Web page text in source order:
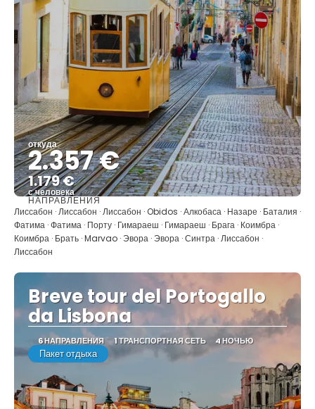
откуда
2.357 €
1.179 €
с человека
Видеть
НАПРАВЛЕНИЯ
Лиссабон · Лиссабон · Лиссабон · Obidos · Алкобаса · Назаре · Баталия ·
Фатима · Фатима · Порту · Гимараеш · Гимараеш · Брага · Коимбра ·
Коимбра · Брать · Marvao · Эвора · Эвора · Синтра · Лиссабон ·
Лиссабон
Breve tour del Portogallo
da Lisbona
6 НАПРАВЛЕНИЯ 1 ТРАНСПОРТНАЯ СЕТЬ 4 НОЧЬЮ
Пакет отдыха